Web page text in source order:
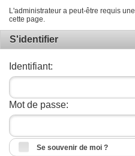
L'administrateur a peut-être requis une
cette page.
S'identifier
Identifiant:
Mot de passe:
Se souvenir de moi ?